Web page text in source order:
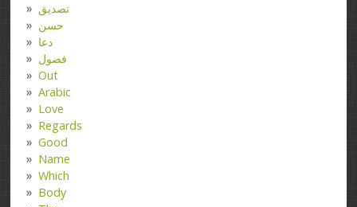
تصدیق
حسن
دعا
فضول
Out
Arabic
Love
Regards
Good
Name
Which
Body